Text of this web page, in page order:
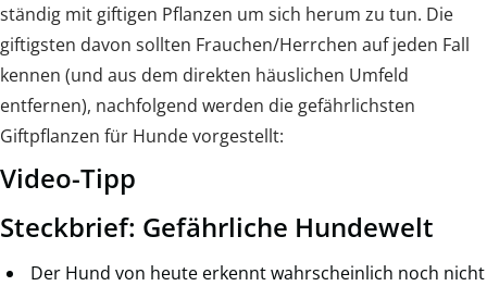
ständig mit giftigen Pflanzen um sich herum zu tun. Die
giftigsten davon sollten Frauchen/Herrchen auf jeden Fall
kennen (und aus dem direkten häuslichen Umfeld
entfernen), nachfolgend werden die gefährlichsten
Giftpflanzen für Hunde vorgestellt:
Video-Tipp
Steckbrief: Gefährliche Hundewelt
Der Hund von heute erkennt wahrscheinlich noch nicht